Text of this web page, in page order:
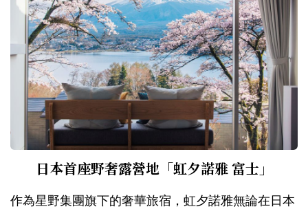
日本首座野奢露營地「虹夕諾雅 富士」
作為星野集團旗下的奢華旅宿，虹夕諾雅無論在日本